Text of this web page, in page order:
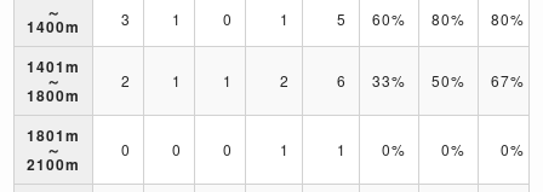
～
1400m 3 1 0 1 5 60% 80% 80%
1401m
～
1800m
2 1 1 2 6 33% 50% 67%
1801m
～
2100m
0 0 0 1 1 0% 0% 0%